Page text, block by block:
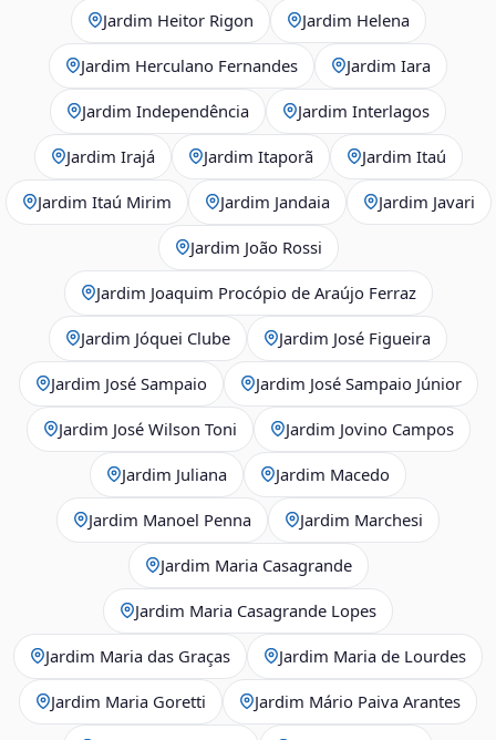
Jardim Heitor Rigon Jardim Helena
Jardim Herculano Fernandes Jardim Iara
Jardim Independência Jardim Interlagos
Jardim Irajá Jardim Itaporã Jardim Itaú
Jardim Itaú Mirim Jardim Jandaia Jardim Javari
Jardim João Rossi
Jardim Joaquim Procópio de Araújo Ferraz
Jardim Jóquei Clube Jardim José Figueira
Jardim José Sampaio Jardim José Sampaio Júnior
Jardim José Wilson Toni Jardim Jovino Campos
Jardim Juliana Jardim Macedo
Jardim Manoel Penna Jardim Marchesi
Jardim Maria Casagrande
Jardim Maria Casagrande Lopes
Jardim Maria das Graças Jardim Maria de Lourdes
Jardim Maria Goretti Jardim Mário Paiva Arantes